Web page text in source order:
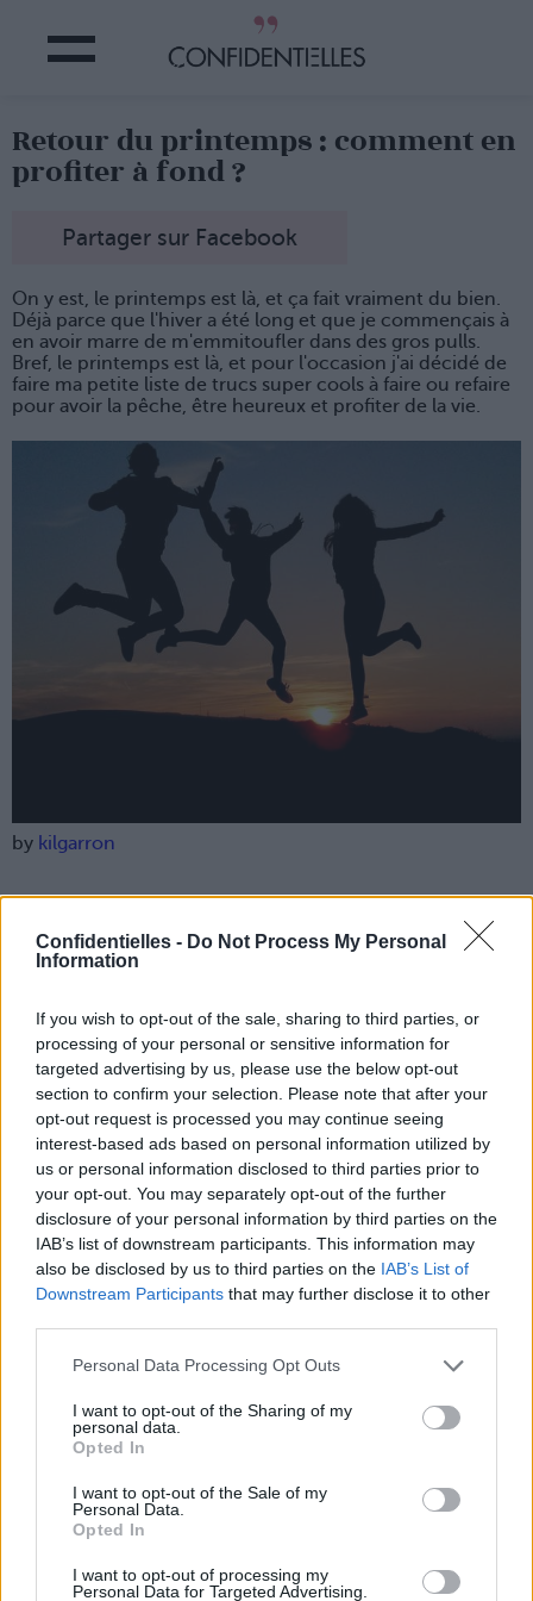
Confidentielles - Do Not Process My Personal
Information
If you wish to opt-out of the sale, sharing to third parties, or
processing of your personal or sensitive information for
targeted advertising by us, please use the below opt-out
section to confirm your selection. Please note that after your
opt-out request is processed you may continue seeing
interest-based ads based on personal information utilized by
us or personal information disclosed to third parties prior to
your opt-out. You may separately opt-out of the further
disclosure of your personal information by third parties on the
IAB’s list of downstream participants. This information may
also be disclosed by us to third parties on the IAB’s List of
Downstream Participants that may further disclose it to other
Personal Data Processing Opt Outs
I want to opt-out of the Sharing of my
personal data.
Opted In
I want to opt-out of the Sale of my
Personal Data.
Opted In
I want to opt-out of processing my
Personal Data for Targeted Advertising.
Retour du printemps : comment en
profiter à fond ?
Partager sur Facebook
On y est, le printemps est là, et ça fait vraiment du bien.
Déjà parce que l'hiver a été long et que je commençais à
en avoir marre de m'emmitoufler dans des gros pulls.
Bref, le printemps est là, et pour l'occasion j'ai décidé de
faire ma petite liste de trucs super cools à faire ou refaire
pour avoir la pêche, être heureux et profiter de la vie.
by kilgarron
1. Prendre soin de moi
Ça peut paraître évident, mais lorsqu’on dit "quand la
santé va, tout va". Eh bien moi, j'ai décidé de faire au
(pour un adulte) entre 7 et 8 heurespar nuit, cela peut
varier. Moi, je suis une grosse dormeuse. Alors, finies les
petites nuits et bonjour les grasses matinées le week-
end. Adieu les mauvaises habitudes. Une canette de
7 morceaux de sucre
, alors imaginez un peu
l'état des dents et de l'estomac après tout ce qu'on
ingurgite ! Je fais également du yoga, comme2.5 millions
de personnesen France. Bref, ce printemps, c'est décidé,
je suis saine.
2. Refaire ma garde-robe
Qu’on se le dise : en France, on est généralement assez
mal dans sa peau. On a toutes déjà eu cette petite
poussée d'adrénaline à l’achat d’une nouvelle tenue, en
Alors, pour ce printemps, j'ai décidé de me laisser aller et
ou que je m'interdisais d'acheter : alors direction Zara
pour de la lingerie sexy,
pour une petite jupe en cuir
Asospour une petite robe noire super stylée.
3. Essayer des nouvelles choses
met de côté depuis si longtemps ? Voyager ?
Commencer un nouveau sport ? Se faire des manucures